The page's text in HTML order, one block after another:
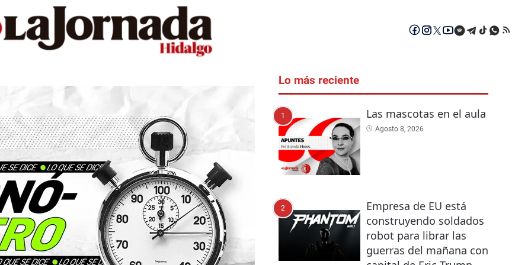
Lo más reciente
1 Las mascotas en el aula
Agosto 8, 2026
2
Empresa de EU está
construyendo soldados
robot para librar las
guerras del mañana con